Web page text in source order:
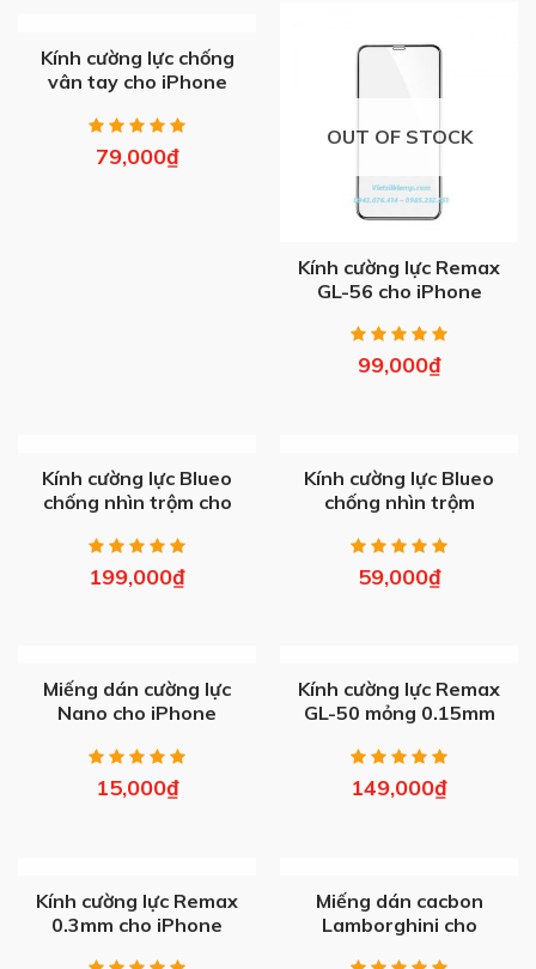
OUT OF STOCK
Kính cường lực chống
vân tay cho iPhone
79,000₫
OUT OF STOCK
Kính cường lực Remax
GL-56 cho iPhone
99,000₫
OUT OF STOCK
Kính cường lực Blueo
chống nhìn trộm cho
199,000₫
OUT OF STOCK
Kính cường lực Blueo
chống nhìn trộm
59,000₫
OUT OF STOCK
Miếng dán cường lực
Nano cho iPhone
15,000₫
OUT OF STOCK
Kính cường lực Remax
GL-50 mỏng 0.15mm
149,000₫
OUT OF STOCK
Kính cường lực Remax
0.3mm cho iPhone
OUT OF STOCK
Miếng dán cacbon
Lamborghini cho